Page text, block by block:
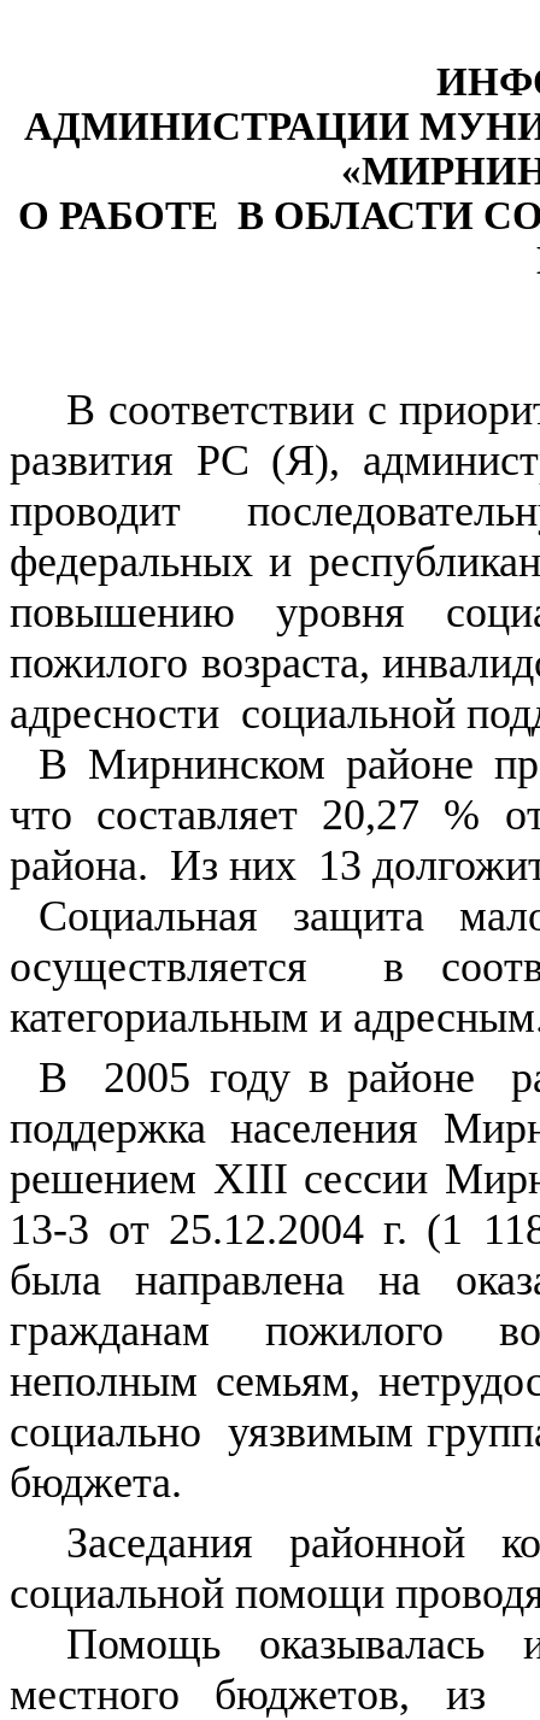
АДМИНИСТРАЦИИ
О РАБОТЕ В ОБЛАСТИ
В соответствии с
развития РС (Я),
проводит
федеральных и
повышению уровня
пожилого возраста,
адресности социальной
В Мирнинском районе
что составляет 20,27 %
района. Из них 13
Социальная защита
осуществляется в
категориальным и
В 2005 году в районе
поддержка населения
решением ХIII сессии
13-3 от 25.12.2004 г. (1
была направлена на
гражданам пожилого
неполным семьям,
социально уязвимым
бюджета.
Заседания районной
социальной помощи
Помощь оказывалась
местного бюджетов, из